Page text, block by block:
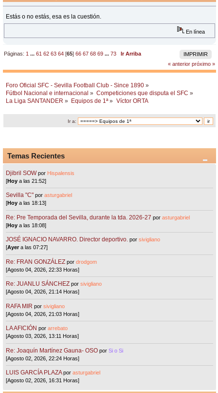
Estás o no estás, esa es la cuestión.
En línea
IMPRIMIR
Páginas: 1 ...61 62 63 64 [65]66 67 68 69 ...73
Ir Arriba
« anterior próximo »
Foro Oficial SFC - Sevilla Football Club - Since 1890 »
Fútbol Nacional e internacional » Competiciones que disputa el SFC »
La Liga SANTANDER » Equipos de 1ª» Víctor ORTA
Ir a:
Temas Recientes
Djibril SOW por Hispalensis
[Hoy a las 21:52]
Sevilla "C"porasturgabriel
[Hoy a las 18:13]
Re: Pre Temporada del Sevilla, durante la tda. 2026-27 porasturgabriel
[Hoy a las 18:08]
JOSÉ IGNACIO NAVARRO. Director deportivo. porsivigliano
[Ayera las 07:27]
Re: FRAN GONZÁLEZ pordrodgom
[Agosto 04, 2026, 22:33 Horas]
Re: JUANLU SÁNCHEZ porsivigliano
[Agosto 04, 2026, 21:14 Horas]
RAFA MIR porsivigliano
[Agosto 04, 2026, 21:03 Horas]
LA AFICIÓN porarrebato
[Agosto 03, 2026, 13:11 Horas]
Re: Joaquín Martínez Gauna- OSO porSi o Si
[Agosto 02, 2026, 22:24 Horas]
LUIS GARCÍA PLAZA porasturgabriel
[Agosto 02, 2026, 16:31 Horas]